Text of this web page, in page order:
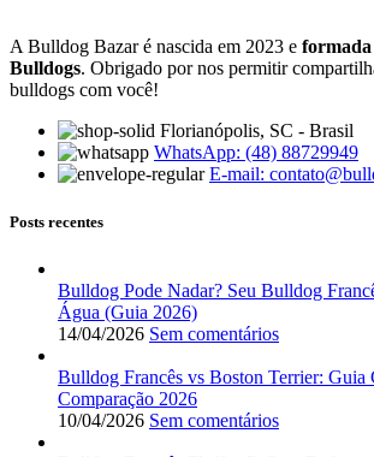
A Bulldog Bazar é nascida em 2023 e
Bulldogs. Obrigado por nos permitir
bulldogs com você!
Florianópolis, SC - Brasil
WhatsApp: (48) 88729949
E-mail:
Posts recentes
Bulldog Pode Nadar? Seu Bulldog
Água (Guia 2026)
14/04/2026 Sem comentários
Bulldog Francês vs Boston Terrier: Guia
Comparação 2026
10/04/2026 Sem comentários